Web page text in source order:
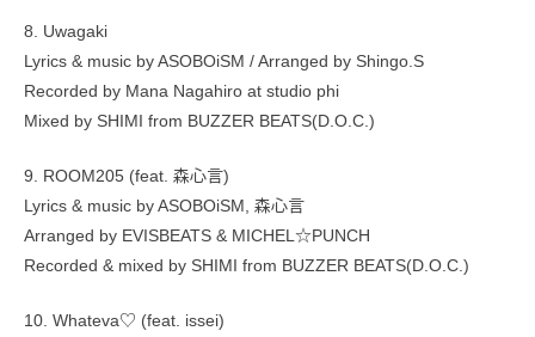
8. Uwagaki
Lyrics & music by ASOBOiSM / Arranged by Shingo.S
Recorded by Mana Nagahiro at studio phi
Mixed by SHIMI from BUZZER BEATS(D.O.C.)
9. ROOM205 (feat. 森心言)
Lyrics & music by ASOBOiSM, 森心言
Arranged by EVISBEATS & MICHEL☆PUNCH
Recorded & mixed by SHIMI from BUZZER BEATS(D.O.C.)
10. Whateva♡ (feat. issei)